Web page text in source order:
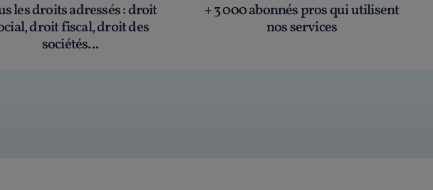
les droits adressés: droit
droit fiscal, droit des
sociétés...
+ 3 000 abonnés pros qui utilisent
nos services